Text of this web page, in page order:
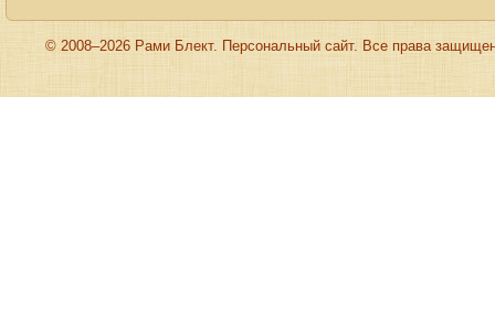
astounding
of
crystallization.
we
© 2008–2026 Рами Блект. Персональный сайт. Все права